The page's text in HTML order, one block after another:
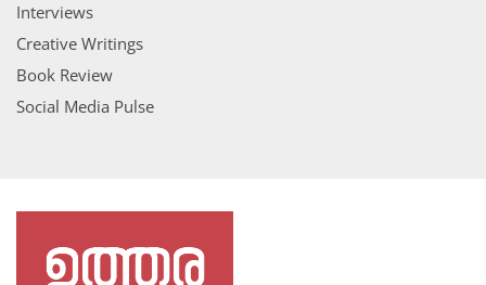
Interviews
Creative Writings
Book Review
Social Media Pulse